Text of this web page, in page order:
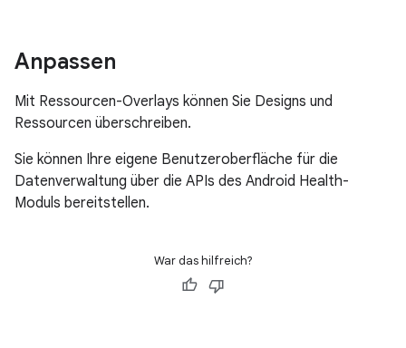
Anpassen
Mit Ressourcen-Overlays können Sie Designs und
Ressourcen überschreiben.
Sie können Ihre eigene Benutzeroberfläche für die
Datenverwaltung über die APIs des Android Health-
Moduls bereitstellen.
War das hilfreich?